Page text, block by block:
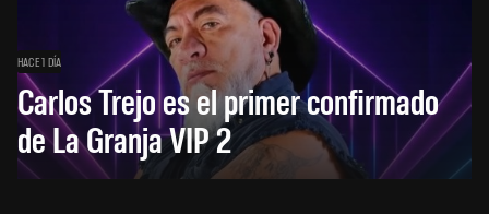
HACE 1 DÍA
Carlos Trejo es el primer confirmado
de La Granja VIP 2